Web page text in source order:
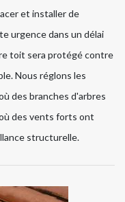
et installer de
urgence dans un délai
toit sera protégé contre
Nous réglons les
des branches d'arbres
des vents forts ont
structurelle.